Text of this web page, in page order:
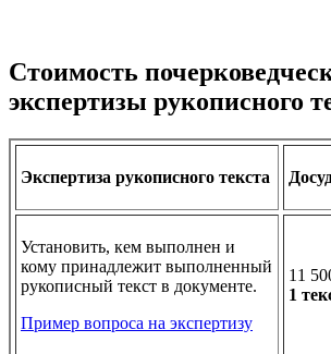
Стоимость
экспертизы рукописного
Экспертиза рукописного текста
Установить, кем выполнен и
кому принадлежит выполненный
рукописный текст в документе.
Пример вопроса на экспертизу
11
1